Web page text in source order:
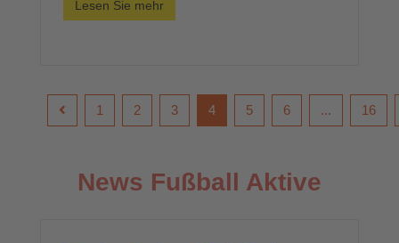
Lesen Sie mehr
1 2 3 4 5 6 ... 16
News Fußball Aktive